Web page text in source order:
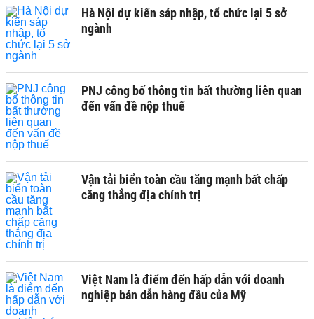
Hà Nội dự kiến sáp nhập, tổ chức lại 5 sở
ngành
PNJ công bố thông tin bất thường liên quan
đến vấn đề nộp thuế
Vận tải biển toàn cầu tăng mạnh bất chấp
căng thẳng địa chính trị
Việt Nam là điểm đến hấp dẫn với doanh
nghiệp bán dẫn hàng đầu của Mỹ